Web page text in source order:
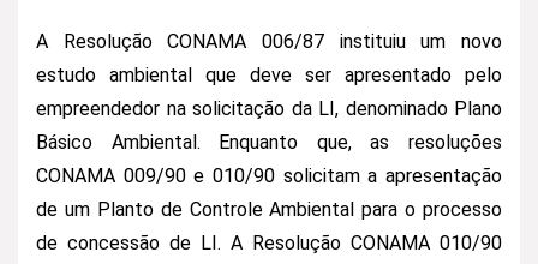
A Resolução CONAMA 006/87 instituiu um novo
estudo ambiental que deve ser apresentado pelo
empreendedor na solicitação da LI, denominado Plano
Básico Ambiental. Enquanto que, as resoluções
CONAMA 009/90 e 010/90 solicitam a apresentação
de um Planto de Controle Ambiental para o processo
de concessão de LI. A Resolução CONAMA 010/90